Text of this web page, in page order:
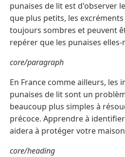
punaises de lit est d'observer
que plus petits, les
toujours sombres et peuvent
repérer que les punaises elles-
core/paragraph
En France comme ailleurs, les
punaises de lit sont un
beaucoup plus simples à
précoce. Apprendre à
aidera à protéger votre
core/heading